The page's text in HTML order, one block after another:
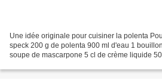
Une idée originale pour cuisiner la polenta
speck 200 g de polenta 900 ml d'eau 1
soupe de mascarpone 5 cl de crème liquide